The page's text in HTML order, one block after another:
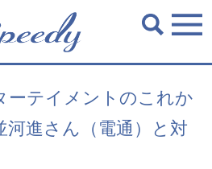
ーテイメントのこれか
河進さん（電通）と対